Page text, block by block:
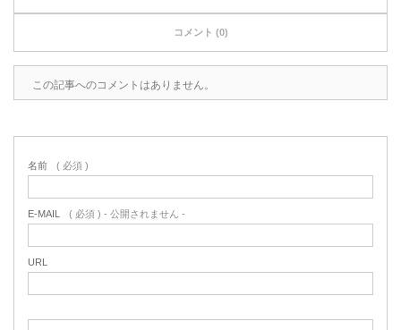
コメント (0)
この記事へのコメントはありません。
名前 ( 必須 )
E-MAIL ( 必須 ) - 公開されません -
URL